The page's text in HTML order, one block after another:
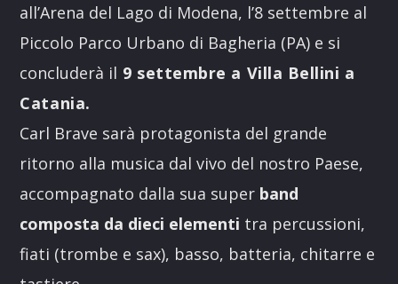
all’Arena del Lago di Modena, l’8 settembre al
Piccolo Parco Urbano di Bagheria (PA) e si
concluderà il 9 settembre a Villa Bellini a
Catania.
Carl Brave sarà protagonista del grande
ritorno alla musica dal vivo del nostro Paese,
accompagnato dalla sua super band
composta da dieci elementi tra percussioni,
fiati (trombe e sax), basso, batteria, chitarre e